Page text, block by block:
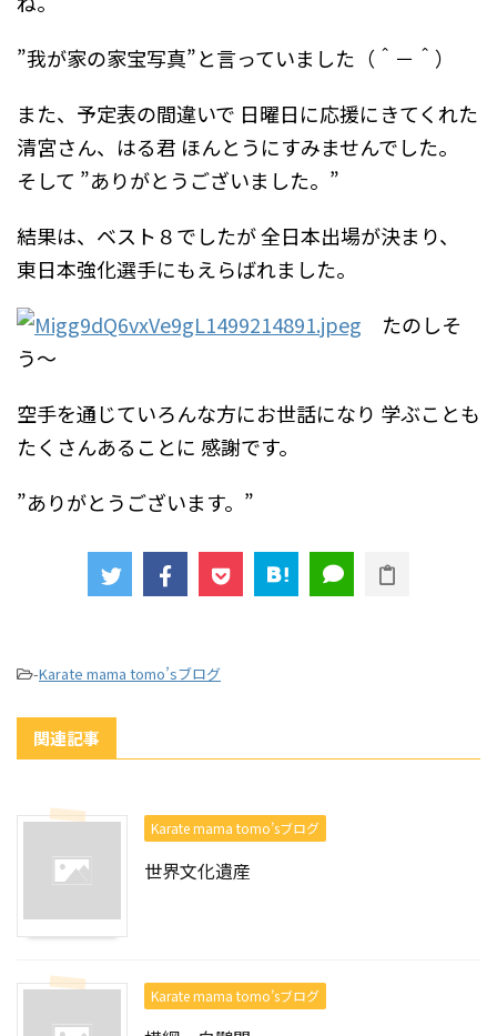
”我が家の家宝写真”と言っていました（＾－＾）
また、予定表の間違いで 日曜日に応援にきてくれた
清宮さん、はる君 ほんとうにすみませんでした。
そして ”ありがとうございました。”
結果は、ベスト８でしたが全日本出場が決まり、
東日本強化選手にもえらばれました。
たのしそ
う～
空手を通じていろんな方にお世話になり 学ぶことも
たくさんあることに 感謝です。
”ありがとうございます。”
-Karate mama tomo’sブログ
関連記事
Karate mama tomo’sブログ
世界文化遺産
Karate mama tomo’sブログ